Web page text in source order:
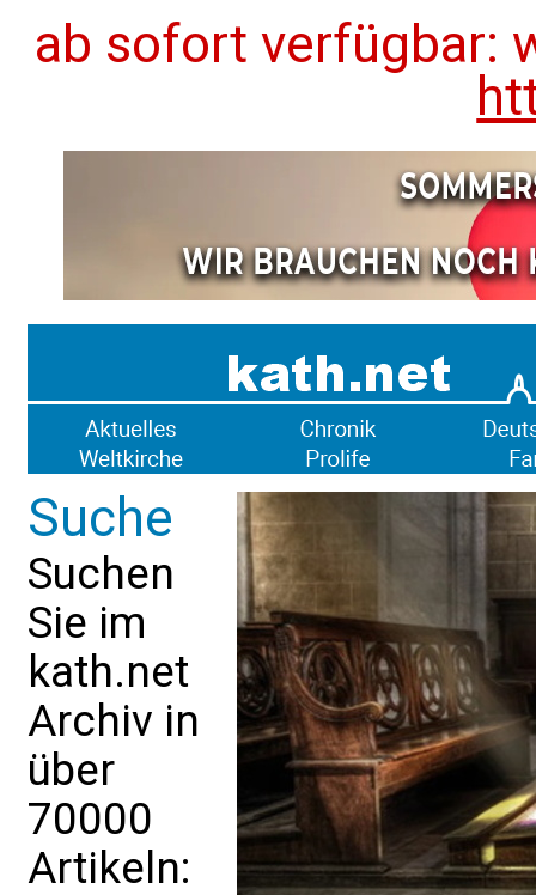
ab sofort verfügbar:
Suche
Suchen
Sie im
kath.net
Archiv in
über
70000
Artikeln: